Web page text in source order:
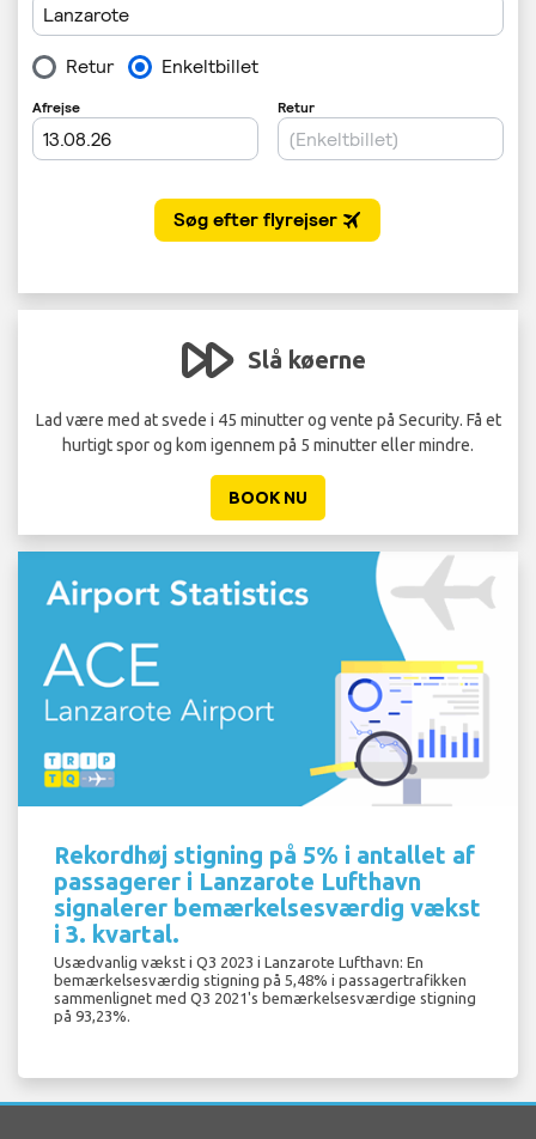
Slå køerne
Lad være med at svede i 45 minutter og vente på Security. Få et
hurtigt spor og kom igennem på 5 minutter eller mindre.
BOOK NU
Rekordhøj stigning på 5% i antallet af
passagerer i Lanzarote Lufthavn
signalerer bemærkelsesværdig vækst
i 3. kvartal.
Usædvanlig vækst i Q3 2023 i Lanzarote Lufthavn: En
bemærkelsesværdig stigning på 5,48% i passagertrafikken
sammenlignet med Q3 2021's bemærkelsesværdige stigning
på 93,23%.